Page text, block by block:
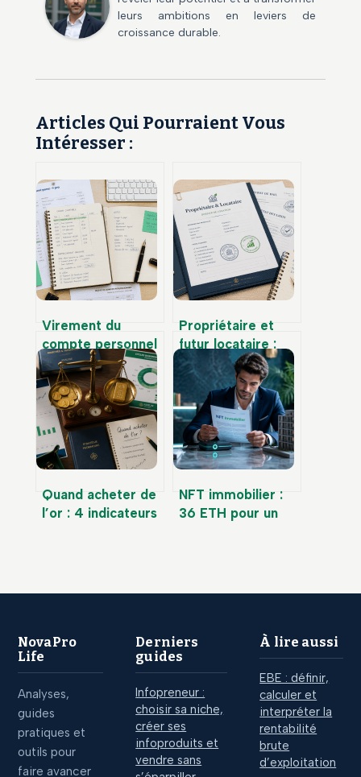
leurs ambitions en leviers de
croissance durable.
Articles Qui Pourraient Vous
Intéresser :
Virement du
compte personnel
vers le compte
professionnel : les
écritures
comptables pour
éviter le
redressement
fiscal
Propriétaire et
futur locataire :
comment gérer
votre double
statut sans
sacrifier votre
rentabilité ?
Quand acheter de
l’or : 4 indicateurs
NFT immobilier :
36 ETH pour un
NovaPro
Life
Analyses,
guides
pratiques et
outils pour
faire avancer
Derniers
guides
Infopreneur :
choisir sa niche,
créer ses
infoproduits et
vendre sans
À lire aussi
EBE : définir,
calculer et
interpréter la
rentabilité
brute
d’exploitation